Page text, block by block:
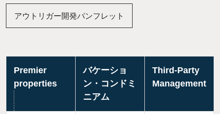
アウトリガー開発パンフレット
Premier
properties
バケーショ
ン・コンドミ
ニアム
Third-Party
Management